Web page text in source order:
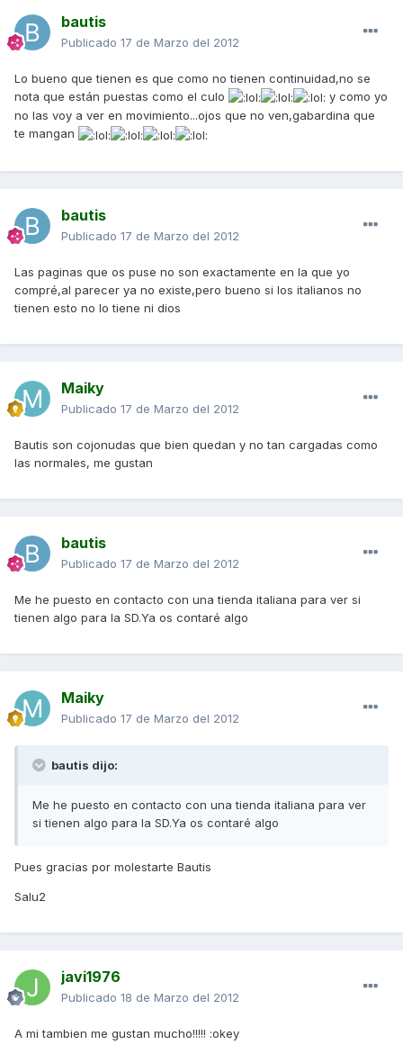
bautis
Publicado 17 de Marzo del 2012
Lo bueno que tienen es que como no tienen continuidad,no se
nota que están puestas como el culo
y como yo
no las voy a ver en movimiento...ojos que no ven,gabardina que
te mangan
bautis
Publicado 17 de Marzo del 2012
Las paginas que os puse no son exactamente en la que yo
compré,al parecer ya no existe,pero bueno si los italianos no
tienen esto no lo tiene ni dios
Maiky
Publicado 17 de Marzo del 2012
Bautis son cojonudas que bien quedan y no tan cargadas como
las normales, me gustan
bautis
Publicado 17 de Marzo del 2012
Me he puesto en contacto con una tienda italiana para ver si
tienen algo para la SD.Ya os contaré algo
Maiky
Publicado 17 de Marzo del 2012
bautis dijo:
Me he puesto en contacto con una tienda italiana para ver
si tienen algo para la SD.Ya os contaré algo
Pues gracias por molestarte Bautis
Salu2
javi1976
Publicado 18 de Marzo del 2012
A mi tambien me gustan mucho!!!!! :okey